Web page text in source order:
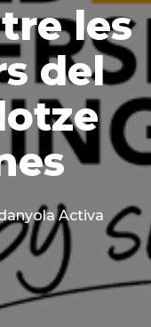
les
del
Activa